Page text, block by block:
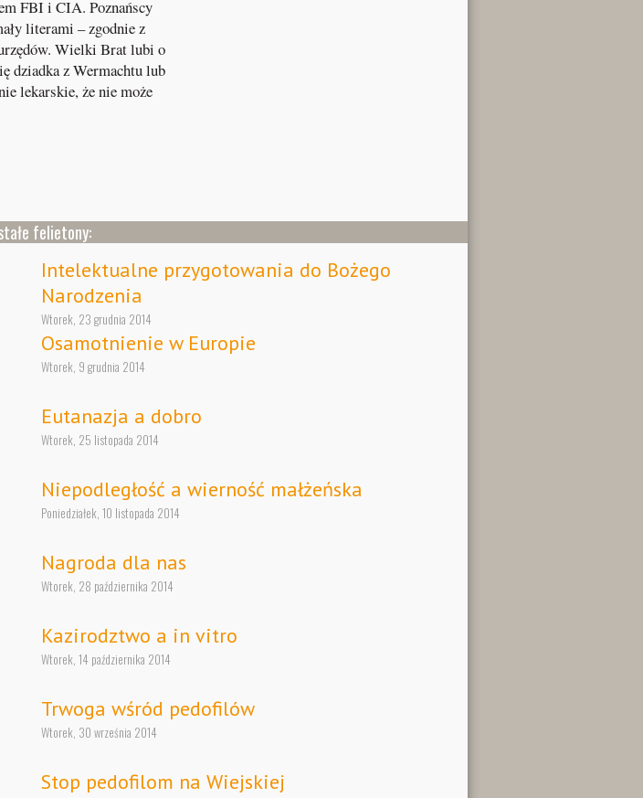
FBI i CIA. Poznańscy
literami – zgodnie z
Wielki Brat lubi o
dziadka z Wermachtu lub
lekarskie, że nie może
felietony:
Intelektualne przygotowania do Bożego
Narodzenia
Wtorek, 23 grudnia 2014
Osamotnienie w Europie
Wtorek, 9 grudnia 2014
Eutanazja a dobro
Wtorek, 25 listopada 2014
Niepodległość a wierność małżeńska
Poniedziałek, 10 listopada 2014
Nagroda dla nas
Wtorek, 28 października 2014
Kazirodztwo a in vitro
Wtorek, 14 października 2014
Trwoga wśród pedofilów
Wtorek, 30 września 2014
Stop pedofilom na Wiejskiej